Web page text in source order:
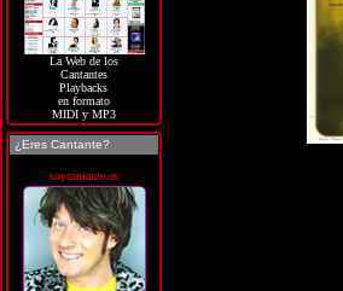
La Web de los
Cantantes
Playbacks
en formato
MIDI y MP3
¿Eres Cantante?
soycantante.es